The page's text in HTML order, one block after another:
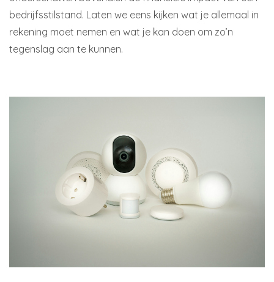
bedrijfsstilstand. Laten we eens kijken wat je allemaal in
rekening moet nemen en wat je kan doen om zo’n
tegenslag aan te kunnen.